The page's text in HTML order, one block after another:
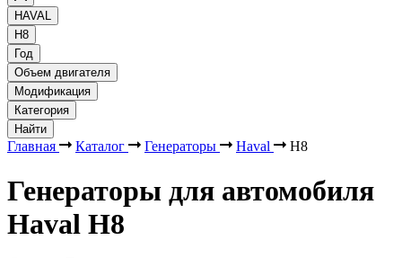
HAVAL
H8
Год
Объем двигателя
Модификация
Категория
Найти
Главная Каталог Генераторы Haval H8
Генераторы для автомобиля
Haval H8